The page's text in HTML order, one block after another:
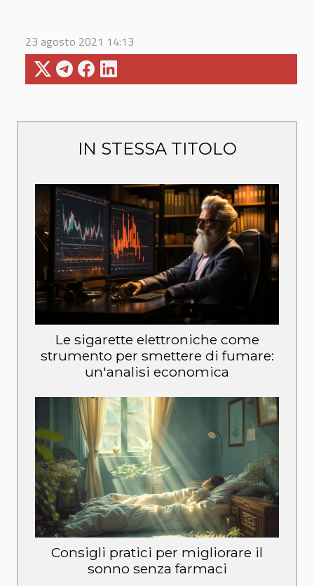
IN STESSA TITOLO
Le sigarette elettroniche come
strumento per smettere di fumare:
un'analisi economica
Consigli pratici per migliorare il
sonno senza farmaci
23 agosto 2021 14:13